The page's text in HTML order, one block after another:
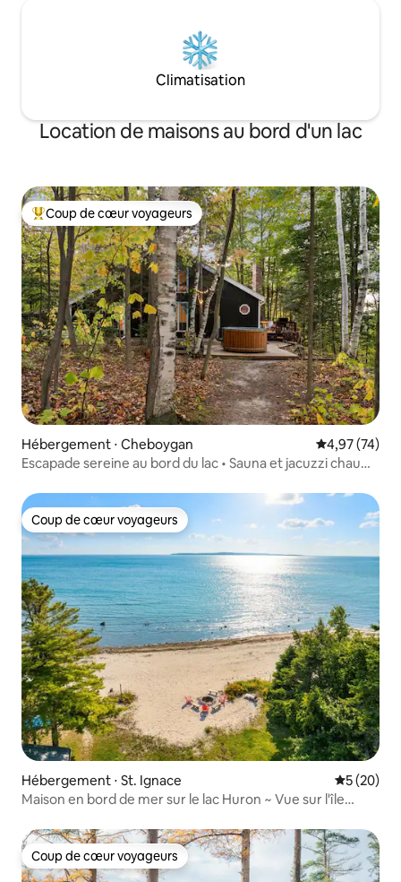
Climatisation
Location de maisons au bord d'un lac
Coups de cœur voyageurs les plus appréciés
Coup de cœur voyageurs
Hébergement ⋅ Cheboygan Évaluation
4,97 (74)
Escapade sereine au bord du lac • Sauna et jacuzzi chauffé
Coup de cœur voyageurs
Coup de cœur voyageurs
Hébergement ⋅ St. Ignace
5 (20)
Maison en bord de mer sur le lac Huron ~ Vue sur l'île
Coup de cœur voyageurs
Coup de cœur voyageurs